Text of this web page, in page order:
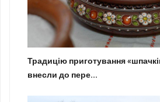
Традицію приготування
внесли до пере...